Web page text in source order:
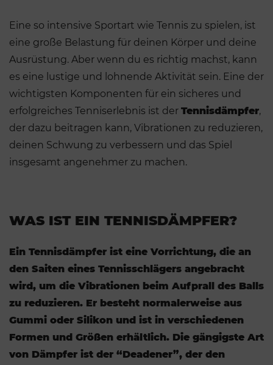
Eine so intensive Sportart wie Tennis zu spielen, ist
eine große Belastung für deinen Körper und deine
Ausrüstung. Aber wenn du es richtig machst, kann
es eine lustige und lohnende Aktivität sein. Eine der
wichtigsten Komponenten für ein sicheres und
erfolgreiches Tenniserlebnis ist der Tennisdämpfer,
der dazu beitragen kann, Vibrationen zu reduzieren,
deinen Schwung zu verbessern und das Spiel
insgesamt angenehmer zu machen.
WAS IST EIN TENNISDÄMPFER?
Ein Tennisdämpfer ist eine Vorrichtung, die an
den Saiten eines Tennisschlägers angebracht
wird, um die Vibrationen beim Aufprall des Balls
zu reduzieren. Er besteht normalerweise aus
Gummi oder Silikon und ist in verschiedenen
Formen und Größen erhältlich. Die gängigste Art
von Dämpfer ist der “Deadener”, der den